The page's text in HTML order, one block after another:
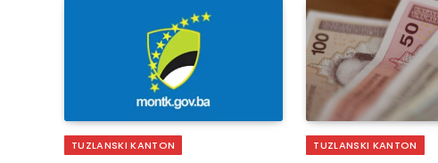
TUZLANSKI KANTON TUZLANSKI KANTON